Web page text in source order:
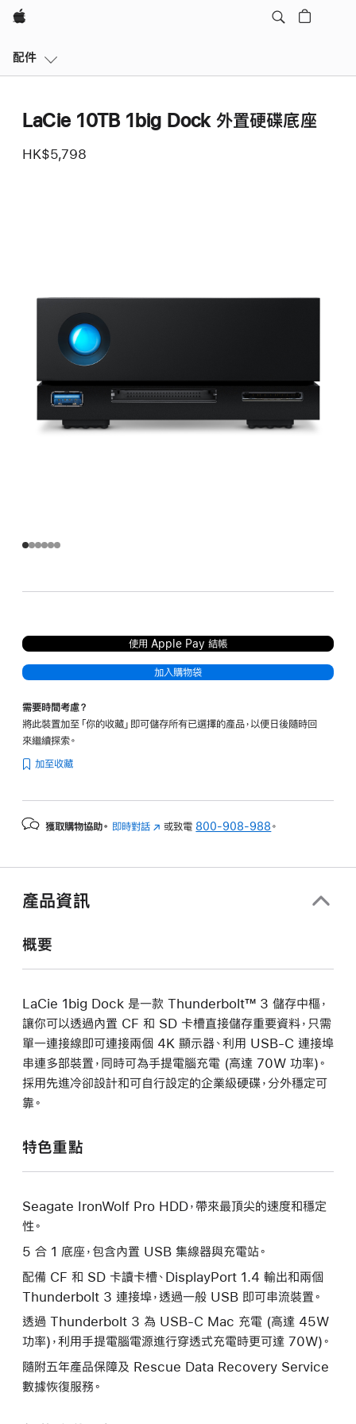
Apple
配件
LaCie 10TB 1big Dock 外置硬碟底座
HK$5,798
使用 Apple Pay 結帳
加入購物袋
需要時間考慮？
將此裝置加至「你的收藏」即可儲存所有已選擇的產品，以便日後隨時回
來繼續探索。
加至收藏
獲取購物協助。 即時對話 (以 或致電 800-908-988 。
產品資訊
概要
LaCie 1big Dock 是一款 Thunderbolt™ 3 儲存中樞，
讓你可以透過內置 CF 和 SD 卡槽直接儲存重要資料，只需
單一連接線即可連接兩個 4K 顯示器、利用 USB-C 連接埠
串連多部裝置，同時可為手提電腦充電 (高達 70W 功率)。
採用先進冷卻設計和可自行設定的企業級硬碟，分外穩定可
靠。
特色重點
Seagate IronWolf Pro HDD，帶來最頂尖的速度和穩定
性。
5 合 1 底座，包含內置 USB 集線器與充電站。
配備 CF 和 SD 卡讀卡槽、DisplayPort 1.4 輸出和兩個
Thunderbolt 3 連接埠，透過一般 USB 即可串流裝置。
透過 Thunderbolt 3 為 USB-C Mac 充電 (高達 45W
功率)，利用手提電腦電源進行穿透式充電時更可達 70W)。
隨附五年產品保障及 Rescue Data Recovery Service
數據恢復服務。